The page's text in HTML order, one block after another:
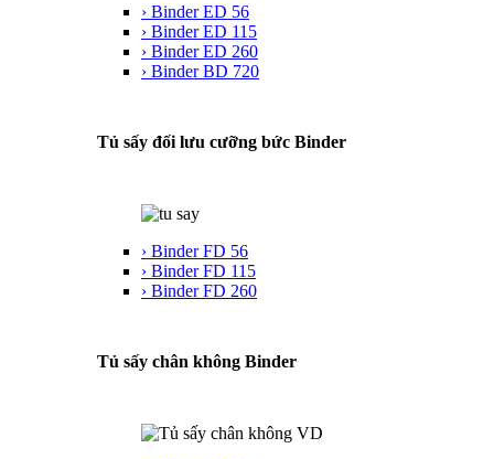
› Binder ED 56
› Binder ED 115
› Binder ED 260
› Binder BD 720
Tủ sấy đối lưu cưỡng bức Binder
› Binder FD 56
› Binder FD 115
› Binder FD 260
Tủ sấy chân không Binder